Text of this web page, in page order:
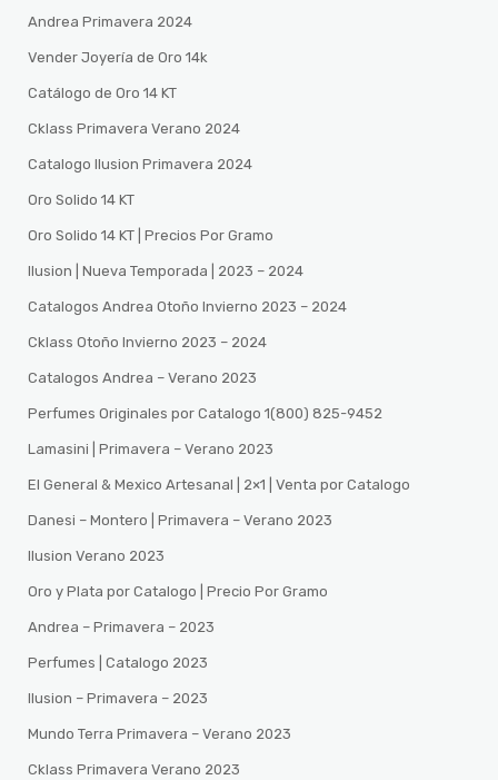
Andrea Primavera 2024
Vender Joyería de Oro 14k
Catálogo de Oro 14 KT
Cklass Primavera Verano 2024
Catalogo Ilusion Primavera 2024
Oro Solido 14 KT
Oro Solido 14 KT | Precios Por Gramo
Ilusion | Nueva Temporada | 2023 – 2024
Catalogos Andrea Otoño Invierno 2023 – 2024
Cklass Otoño Invierno 2023 – 2024
Catalogos Andrea – Verano 2023
Perfumes Originales por Catalogo 1(800) 825-9452
Lamasini | Primavera – Verano 2023
El General & Mexico Artesanal | 2×1 | Venta por Catalogo
Danesi – Montero | Primavera – Verano 2023
Ilusion Verano 2023
Oro y Plata por Catalogo | Precio Por Gramo
Andrea – Primavera – 2023
Perfumes | Catalogo 2023
Ilusion – Primavera – 2023
Mundo Terra Primavera – Verano 2023
Cklass Primavera Verano 2023